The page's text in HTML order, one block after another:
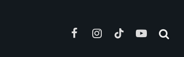
FacebookInstagramTikTokYouTube